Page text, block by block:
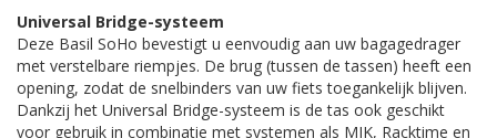
Universal Bridge-systeem
Deze Basil SoHo bevestigt u eenvoudig aan uw bagagedrager
met verstelbare riempjes. De brug (tussen de tassen) heeft een
opening, zodat de snelbinders van uw fiets toegankelijk blijven.
Dankzij het Universal Bridge-systeem is de tas ook geschikt
voor gebruik in combinatie met systemen als MIK, Racktime en